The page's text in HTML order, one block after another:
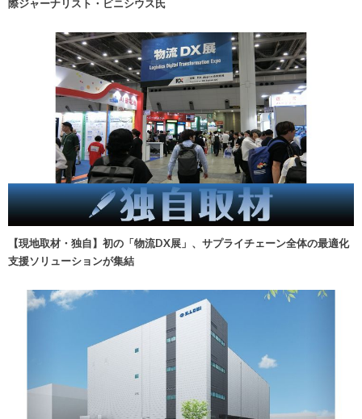
際ジャーナリスト・ビニシウス氏
【現地取材・独自】初の「物流DX展」、サプライチェーン全体の最適化
支援ソリューションが集結